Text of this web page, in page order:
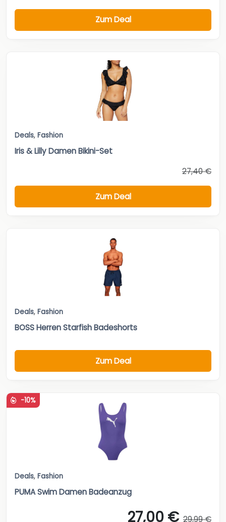
Zum Deal
Deals, Fashion
Iris & Lilly Damen Bikini-Set
27,40 €
Zum Deal
Deals, Fashion
BOSS Herren Starfish Badeshorts
Zum Deal
-10%
Deals, Fashion
PUMA Swim Damen Badeanzug
27,00 € 29,99 €